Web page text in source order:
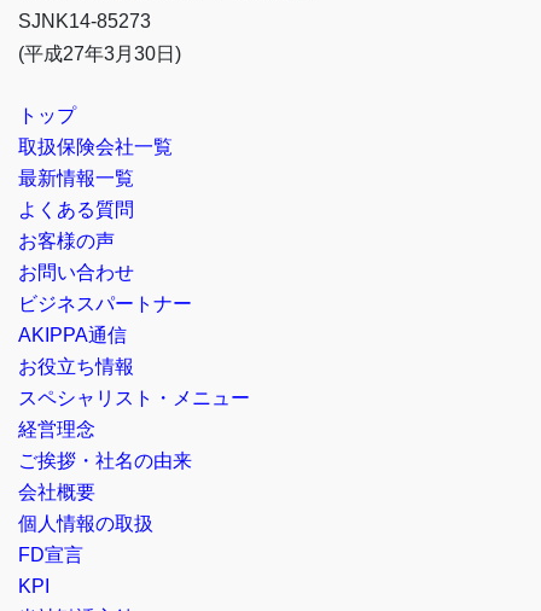
SJNK14-85273
(平成27年3月30日)
トップ
取扱保険会社一覧
最新情報一覧
よくある質問
お客様の声
お問い合わせ
ビジネスパートナー
AKIPPA通信
お役立ち情報
スペシャリスト・メニュー
経営理念
ご挨拶・社名の由来
会社概要
個人情報の取扱
FD宣言
KPI